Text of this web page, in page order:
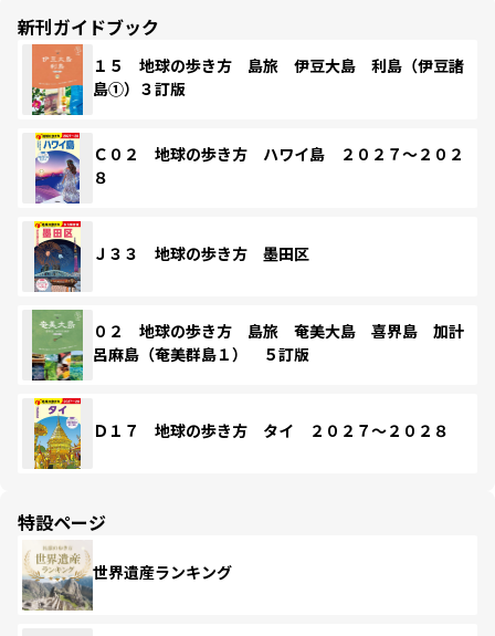
新刊ガイドブック
１５ 地球の歩き方 島旅 伊豆大島 利島（伊豆諸
島①）３訂版
Ｃ０２ 地球の歩き方 ハワイ島 ２０２７～２０２
８
Ｊ３３ 地球の歩き方 墨田区
０２ 地球の歩き方 島旅 奄美大島 喜界島 加計
呂麻島（奄美群島１） ５訂版
Ｄ１７ 地球の歩き方 タイ ２０２７～２０２８
特設ページ
世界遺産ランキング